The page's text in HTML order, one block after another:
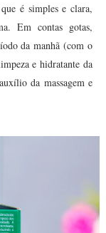
é simples e clara,
Em contas gotas,
da manhã (com o
e hidratante da
da massagem e